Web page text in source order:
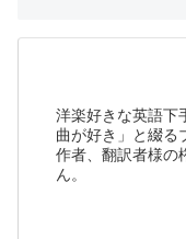
洋楽好きな英語下
曲が好き」と綴る
作者、翻訳者様の
ん。